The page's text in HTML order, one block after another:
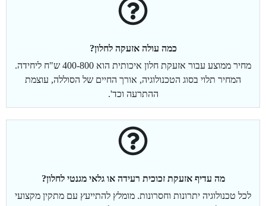
כמה עולה אזעקה לחלון?
מחיר ממוצע עבור אזעקת חלון איכותית הוא 400-800 ש"ח ליחידה.
המחיר תלוי בסוג הטכנולוגיה, אורך החיים של הסוללה, עוצמת
ההתרעה וכד'.
מה עדיף אזעקת זכוכית רעידה או גלאי מגנטי לחלון?
לכל טכנולוגיה יתרונות וחסרונות. מומלץ להתייעץ עם מתקין מקצועי